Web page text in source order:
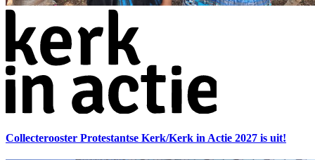
Collecterooster Protestantse Kerk/Kerk in Actie 2027 is uit!